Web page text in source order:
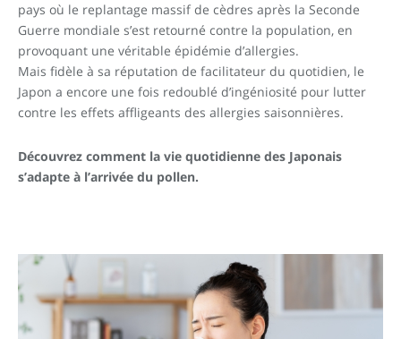
pays où le replantage massif de cèdres après la Seconde
Guerre mondiale s’est retourné contre la population, en
provoquant une véritable épidémie d’allergies.
Mais fidèle à sa réputation de facilitateur du quotidien, le
Japon a encore une fois redoublé d’ingéniosité pour lutter
contre les effets affligeants des allergies saisonnières.
Découvrez comment la vie quotidienne des Japonais
s’adapte à l’arrivée du pollen.